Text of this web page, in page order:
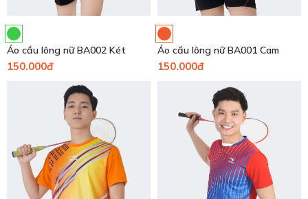
Áo cầu lông nữ BA002 Két
150.000đ
Áo cầu lông nữ BA001 Cam
150.000đ